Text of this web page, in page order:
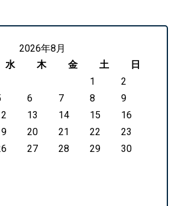
2026年8月
水 木 金 土
日
1
2
6 7 8
9
13 14 15
16
20 21 22
23
27 28 29
30